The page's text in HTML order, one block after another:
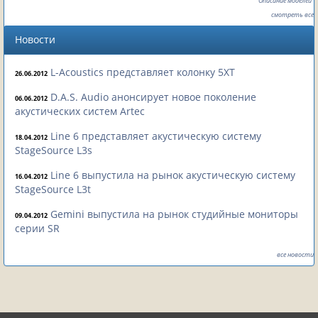
смотреть все
Новости
26.06.2012 L-Acoustics представляет колонку 5XT
06.06.2012 D.A.S. Audio анонсирует новое поколение
акустических систем Artec
18.04.2012 Line 6 представляет акустическую систему
StageSource L3s
16.04.2012 Line 6 выпустила на рынок акустическую систему
StageSource L3t
09.04.2012 Gemini выпустила на рынок студийные мониторы
серии SR
все новости